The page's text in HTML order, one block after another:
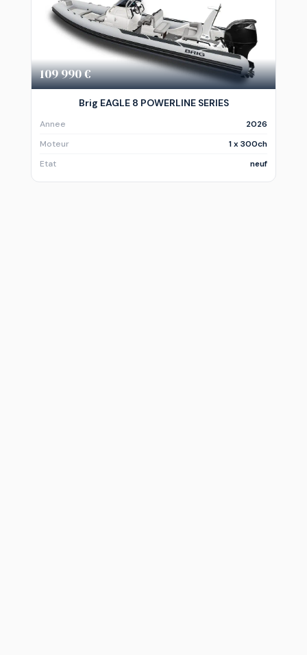
109 990 €
Brig EAGLE 8 POWERLINE SERIES
Annee
2026
Moteur
1 x 300ch
Etat
neuf